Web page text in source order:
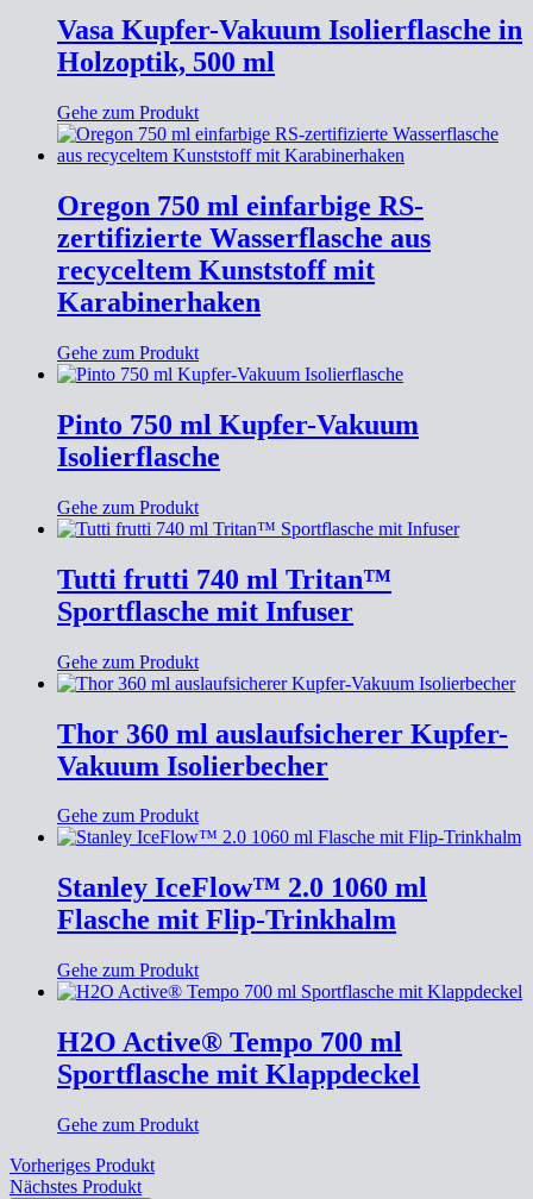
Vasa Kupfer-Vakuum Isolierflasche in
Holzoptik, 500 ml
Gehe zum Produkt
Oregon 750 ml einfarbige RS-
zertifizierte Wasserflasche aus
recyceltem Kunststoff mit
Karabinerhaken
Gehe zum Produkt
Pinto 750 ml Kupfer-Vakuum
Isolierflasche
Gehe zum Produkt
Tutti frutti 740 ml Tritan™
Sportflasche mit Infuser
Gehe zum Produkt
Thor 360 ml auslaufsicherer Kupfer-
Vakuum Isolierbecher
Gehe zum Produkt
Stanley IceFlow™ 2.0 1060 ml
Flasche mit Flip-Trinkhalm
Gehe zum Produkt
H2O Active® Tempo 700 ml
Sportflasche mit Klappdeckel
Gehe zum Produkt
Vorheriges Produkt
Nächstes Produkt